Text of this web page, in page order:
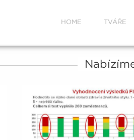
HOME TVÁŘE